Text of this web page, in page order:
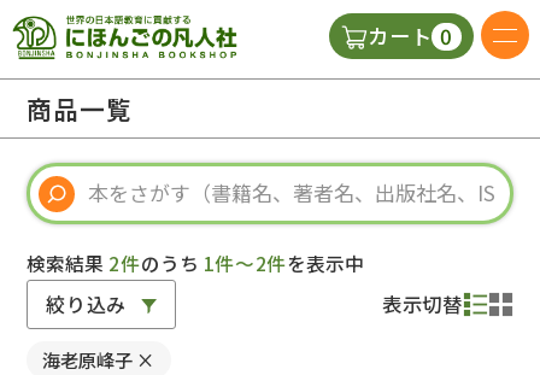
カート 0
視聴覚・補助教材
教師用参考書
商品一覧
検索結果 2件のうち 1件～2件を表示中
絞り込み 表示切替
海老原峰子 ×